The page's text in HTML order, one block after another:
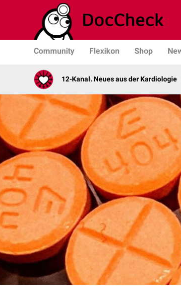
Community Flexikon Shop
12-Kanal. Neues aus der Kardiologie